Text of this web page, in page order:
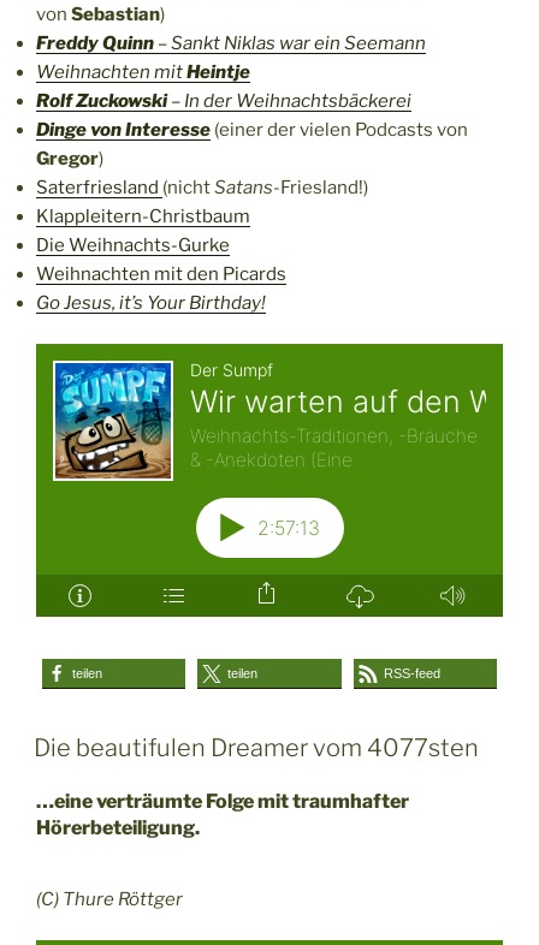
von Sebastian)
Freddy Quinn – Sankt Niklas war ein Seemann
Weihnachten mitHeintje
Rolf Zuckowski– In der Weihnachtsbäckerei
Dinge von Interesse (einer der vielen Podcasts von
Gregor)
Saterfriesland (nichtSatans-Friesland!)
Klappleitern-Christbaum
Die Weihnachts-Gurke
Weihnachten mit den Picards
Go Jesus, it’s Your Birthday!
teilen teilen RSS-feed
Die beautifulen Dreamer vom 4077sten
…eine verträumte Folge mit traumhafter
Hörerbeteiligung.
(C) Thure Röttger